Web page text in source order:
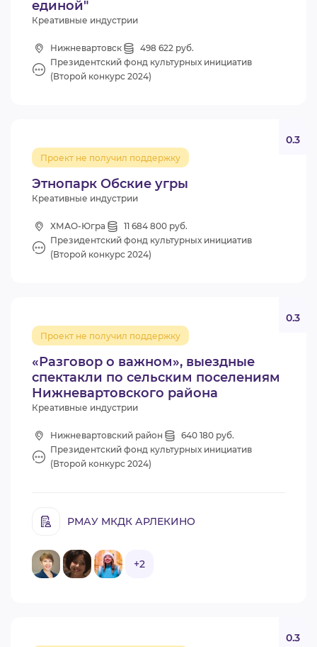
единой"
Креативные индустрии
Нижневартовск
498 622 руб.
Президентский фонд культурных инициатив
(Второй конкурс 2024)
Этнопарк Обские угры
Проект не получил поддержку
0.3
Креативные индустрии
ХМАО-Югра
11 684 800 руб.
Президентский фонд культурных инициатив
(Второй конкурс 2024)
«Разговор о важном», выездные
спектакли по сельским поселениям
Нижневартовского района
Проект не получил поддержку
0.3
Креативные индустрии
Нижневартовский район
640 180 руб.
Президентский фонд культурных инициатив
(Второй конкурс 2024)
РМАУ МКДК АРЛЕКИНО
+2
0.3